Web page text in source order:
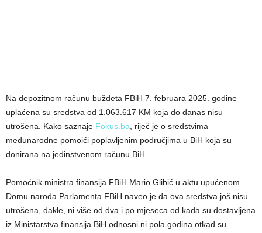
Na depozitnom računu buždeta FBiH 7. februara 2025. godine
uplaćena su sredstva od 1.063.617 KM koja do danas nisu
utrošena. Kako saznaje Fokus.ba, riječ je o sredstvima
međunarodne pomoići poplavljenim područjima u BiH koja su
donirana na jedinstvenom računu BiH.
Pomoćnik ministra finansija FBiH Mario Glibić u aktu upućenom
Domu naroda Parlamenta FBiH naveo je da ova sredstva još nisu
utrošena, dakle, ni više od dva i po mjeseca od kada su dostavljena
iz Ministarstva finansija BiH odnosni ni pola godina otkad su